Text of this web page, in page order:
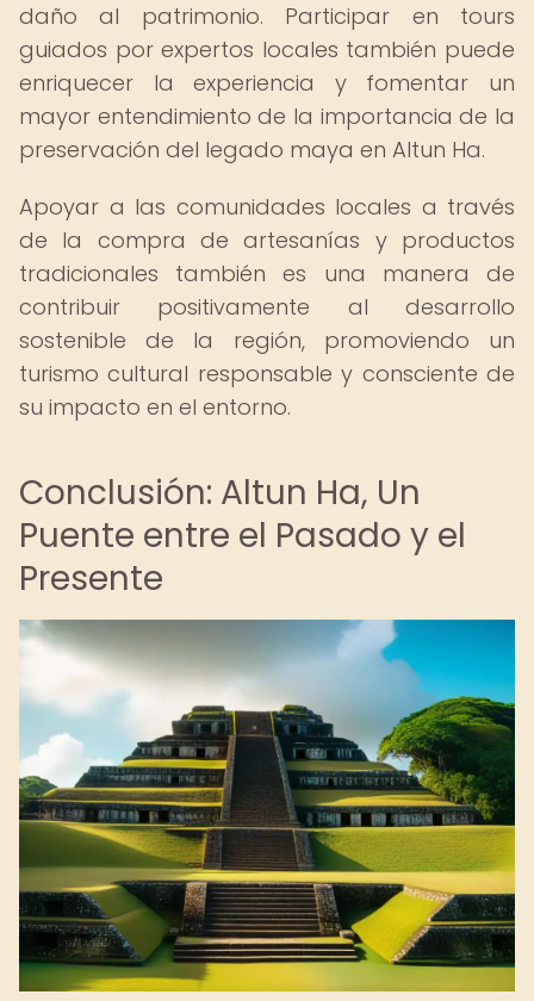
daño al patrimonio. Participar en tours
guiados por expertos locales también puede
enriquecer la experiencia y fomentar un
mayor entendimiento de la importancia de la
preservación del legado maya en Altun Ha.
Apoyar a las comunidades locales a través
de la compra de artesanías y productos
tradicionales también es una manera de
contribuir positivamente al desarrollo
sostenible de la región, promoviendo un
turismo cultural responsable y consciente de
su impacto en el entorno.
Conclusión: Altun Ha, Un
Puente entre el Pasado y el
Presente